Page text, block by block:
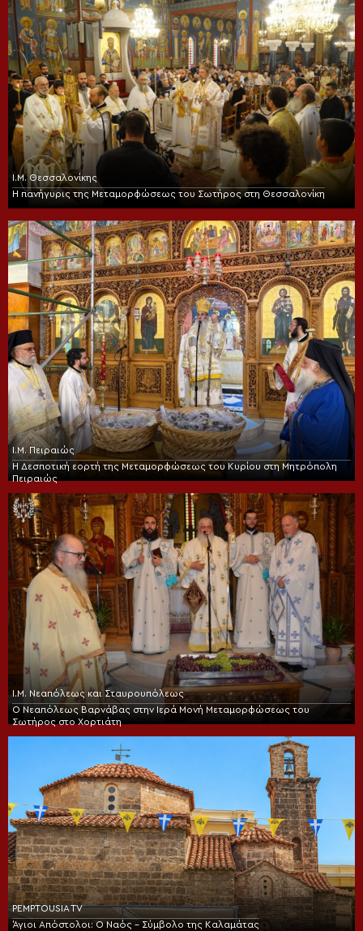
Ι.Μ. Θεσσαλονίκης
Η πανήγυρις της Μεταμορφώσεως του Σωτήρος στη Θεσσαλονίκη
Ι.Μ. Πειραιώς
Η Δεσποτική εορτή της Μεταμορφώσεως του Κυρίου στη Μητρόπολη
Πειραιώς
Ι.Μ. Νεαπόλεως και Σταυρουπόλεως
Ο Νεαπόλεως Βαρνάβας στην Ιερά Μονή Μεταμορφώσεως του
Σωτήρος στο Χορτιάτη
PEMPTOUSIA TV
Άγιοι Απόστολοι: Ο Ναός – Σύμβολο της Καλαμάτας